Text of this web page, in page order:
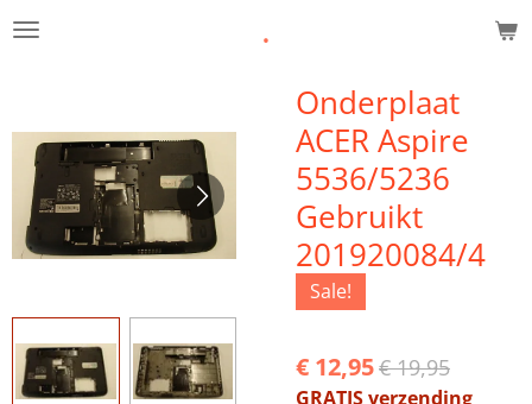
Ga
hoofdinhoud
.
Onderplaat
ACER Aspire
5536/5236
Gebruikt
201920084/4
Sale!
€ 12,95€ 19,95
GRATIS verzending